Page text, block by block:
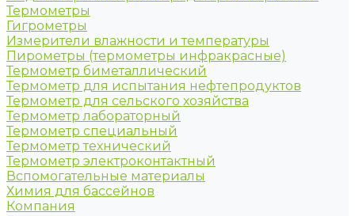
Термометры
Гигрометры
Измерители влажности и температуры
Пирометры (термометры инфракрасные)
Термометр биметаллический
Термометр для испытания нефтепродуктов
Термометр для сельского хозяйства
Термометр лабораторный
Термометр специальный
Термометр технический
Термометр электроконтактный
Вспомогательные материалы
Химия для бассейнов
Компания